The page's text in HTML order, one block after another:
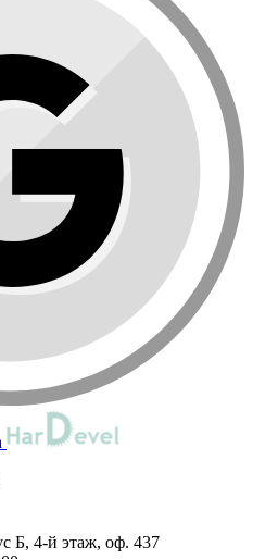
Б, 4-й этаж, оф. 437